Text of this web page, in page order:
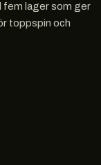
fem lager som ger
toppspin och